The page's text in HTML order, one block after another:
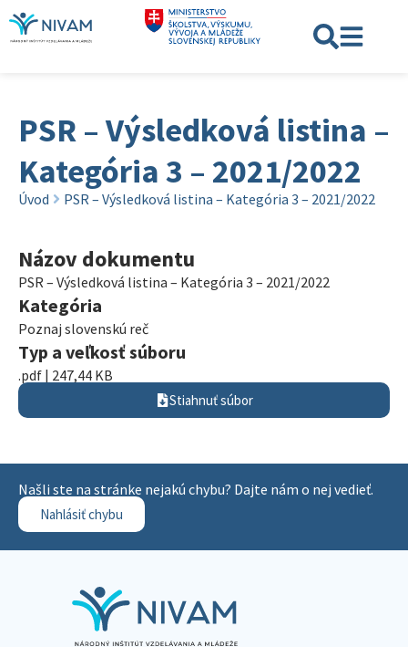
PSR – Výsledková listina –
Kategória 3 – 2021/2022
Úvod PSR – Výsledková listina – Kategória 3 – 2021/2022
Názov dokumentu
PSR – Výsledková listina – Kategória 3 – 2021/2022
Kategória
Poznaj slovenskú reč
Typ a veľkosť súboru
.pdf | 247,44 KB
Stiahnuť súbor
Našli ste na stránke nejakú chybu? Dajte nám o nej vedieť.
Nahlásiť chybu